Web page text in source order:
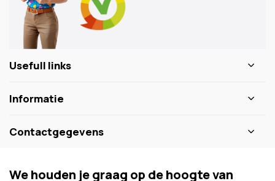
Usefull links
Informatie
Contactgegevens
We houden je graag op de hoogte van